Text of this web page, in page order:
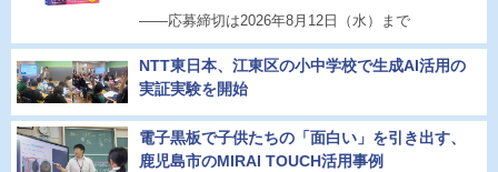
――応募締切は2026年8月12日（水）まで
NTT東日本、江東区の小中学校で生成AI活用の
実証実験を開始
電子黒板で子供たちの「面白い」を引き出す、
鹿児島市のMIRAI TOUCH活用事例